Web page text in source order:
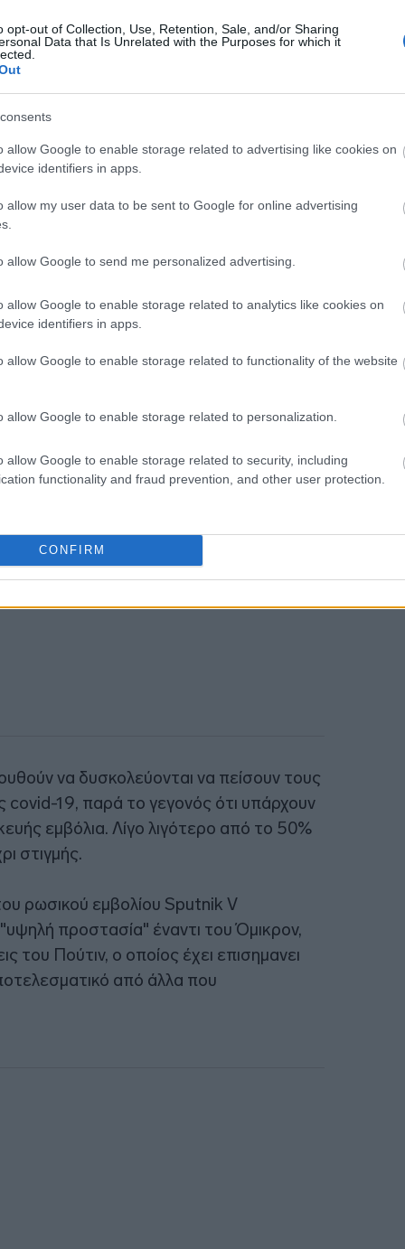
opt-out of Collection, Use, Retention, Sale, and/or Sharing
Data that Is Unrelated with the Purposes for which it
allow Google to enable storage related to advertising like cookies on
identifiers in apps.
allow my user data to be sent to Google for online advertising
allow Google to send me personalized advertising.
allow Google to enable storage related to analytics like cookies on
identifiers in apps.
allow Google to enable storage related to functionality of the website
allow Google to enable storage related to personalization.
allow Google to enable storage related to security, including
functionality and fraud prevention, and other user protection.
CONFIRM
είχε προειδοποιήσει την προηγούμενη
για να προετοιμαστεί προτού
του κορονοϊού, ζητώντας να αυξηθούν
από ένα ιδιαίτερα φονικό κύμα που
κάνουν λόγο για 324.060 θανάτους από
Rosstat ανέφερε περισσότερους
να δυσκολεύονται να πείσουν τους
19, παρά το γεγονός ότι υπάρχουν
εμβόλια. Λίγο λιγότερο από το 50%
στιγμής.
ρωσικού εμβολίου Sputnik V
προστασία" έναντι του Όμικρον,
Πούτιν, ο οποίος έχει επισημανει
από άλλα που
19:37